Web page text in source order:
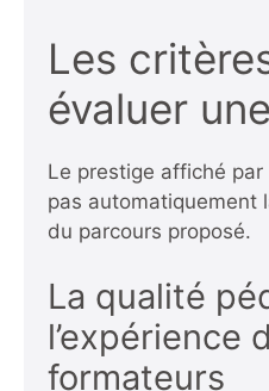
Les
évaluer
Le prestige affiché
pas automatiquement
du parcours proposé.
La qualité
l’expérience
formateurs